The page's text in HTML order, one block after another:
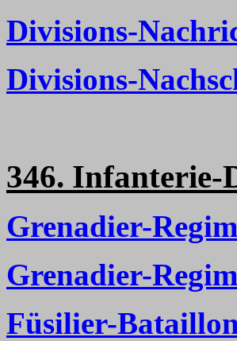
Divisions-
Divisions-
346. Infanterie-
Grenadier-
Grenadier-
Füsilier-